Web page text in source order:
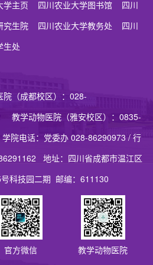
学主页 四川农业大学图书馆
四川
究生院
四川农业大学教务处
四川
生处
院（成都校区）：028-
教学动物医院（雅安校区）：0835-
院电话：党委办 028-86290973 / 行
地址：四川省成都市温江区
科技园二期 邮编：611130
官方微信 教学动物医院